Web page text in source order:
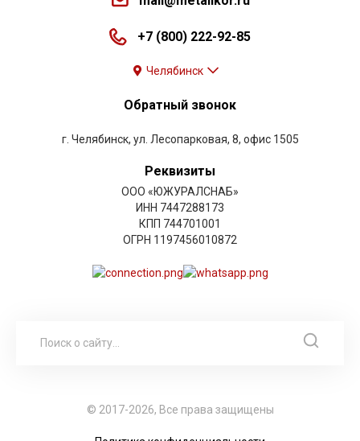
+7 (800) 222-92-85
Челябинск
Обратный звонок
г. Челябинск, ул. Лесопарковая, 8, офис 1505
Реквизиты
ООО «ЮЖУРАЛСНАБ»
ИНН 7447288173
КПП 744701001
ОГРН 1197456010872
© 2017-2026, Все права защищены